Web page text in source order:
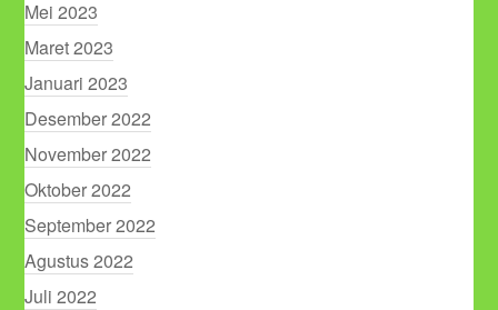
Mei 2023
Maret 2023
Januari 2023
Desember 2022
November 2022
Oktober 2022
September 2022
Agustus 2022
Juli 2022